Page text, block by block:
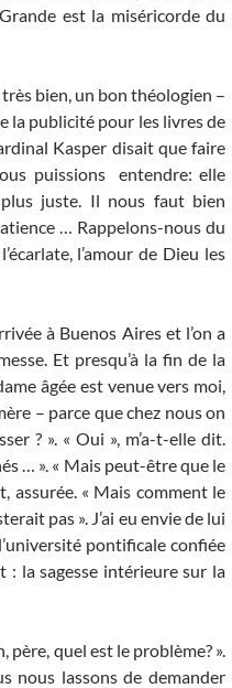
est la miséricorde du
bien, un bon théologien –
la publicité pour les livres de
Kasper disait que faire
puissions entendre: elle
juste. Il nous faut bien
… Rappelons-nous du
l’amour de Dieu les
à Buenos Aires et l’on a
Et presqu’à la fin de la
âgée est venue vers moi,
– parce que chez nous on
? ». « Oui », m’a-t-elle dit.
… ». « Mais peut-être que le
assurée. « Mais comment le
pas ». J’ai eu envie de lui
pontificale confiée
: la sagesse intérieure sur la
père, quel est le problème? ».
nous lassons de demander